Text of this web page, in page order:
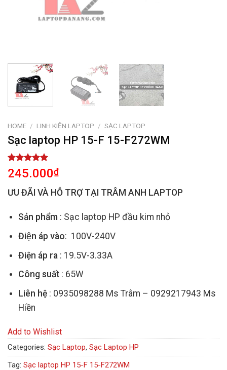
HOME / LINH KIỆN LAPTOP / SẠC LAPTOP
Sạc laptop HP 15-F 15-F272WM
Rated 5.00
out of 5
based on
2
customer
245.000₫
ƯU ĐÃI VÀ HỖ TRỢ TẠI TRÂM ANH LAPTOP
Sản phẩm : Sạc laptop HP đầu kim nhỏ
Điện áp vào: 100V-240V
Điện áp ra: 19.5V-3.33A
Công suất: 65W
Liên hệ: 0935098288 Ms Trâm – 0929217943 Ms
Hiền
Add to Wishlist
Categories: Sạc Laptop, Sạc Laptop HP
Tag: Sạc laptop HP 15-F 15-F272WM